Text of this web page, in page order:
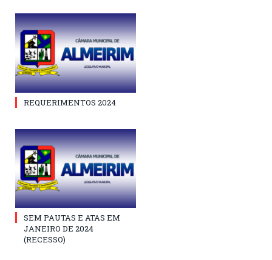
REQUERIMENTOS 2024
SEM PAUTAS E ATAS EM
JANEIRO DE 2024
(RECESSO)